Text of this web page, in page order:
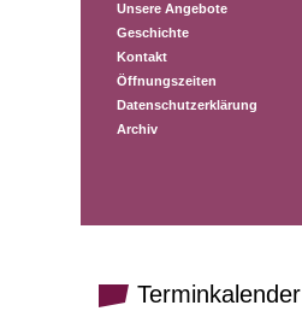
Unsere Angebote
Geschichte
Kontakt
Öffnungszeiten
Datenschutzerklärung
Archiv
Terminkalender